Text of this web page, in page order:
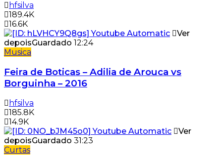
hfsilva
189.4K
16.6K
Ver
depoisGuardado 12:24
Musica
Feira de Boticas – Adilia de Arouca vs
Borguinha – 2016
hfsilva
185.8K
14.9K
Ver
depoisGuardado 31:23
Curtas